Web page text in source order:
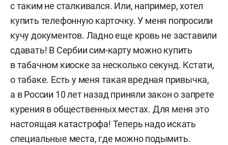
с таким не сталкивался. Или, например, хотел
купить телефонную карточку. У меня попросили
кучу документов. Ладно еще кровь не заставили
сдавать! В Сербии сим-карту можно купить
в табачном киоске за несколько секунд. Кстати,
о табаке. Есть у меня такая вредная привычка,
а в России 10 лет назад приняли закон о запрете
курения в общественных местах. Для меня это
настоящая катастрофа! Теперь надо искать
специальные места, где можно подымить.